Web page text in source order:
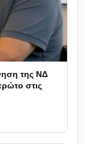
της ΝΔ
στις